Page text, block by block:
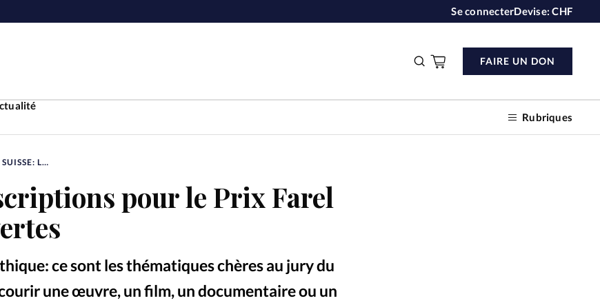
Se connecterDevise:CHF
Rubriques
FAIRE UN DON
Faire un don
La rédaction
SUISSE: LES INSCRIPTIONS POUR LE PRIX FAREL 2024 SONT OUVERTES
pour le Prix Farel
ce sont les thématiques chères au jury du
une œuvre, un film, un documentaire ou un